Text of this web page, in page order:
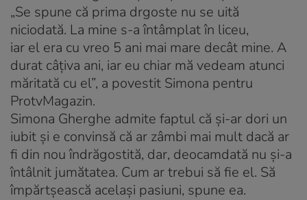
„Se spune că prima drgoste nu se uită
niciodată. La mine s-a întâmplat în liceu,
iar el era cu vreo 5 ani mai mare decât mine. A
durat câţiva ani, iar eu chiar mă vedeam atunci
măritată cu el”, a povestit Simona pentru
ProtvMagazin.
Simona Gherghe admite faptul că și-ar dori un
iubit și e convinsă că ar zâmbi mai mult dacă ar
fi din nou îndrăgostită, dar, deocamdată nu și-a
întâlnit jumătatea. Cum ar trebui să fie el. Să
împărtșească același pasiuni, spune ea.